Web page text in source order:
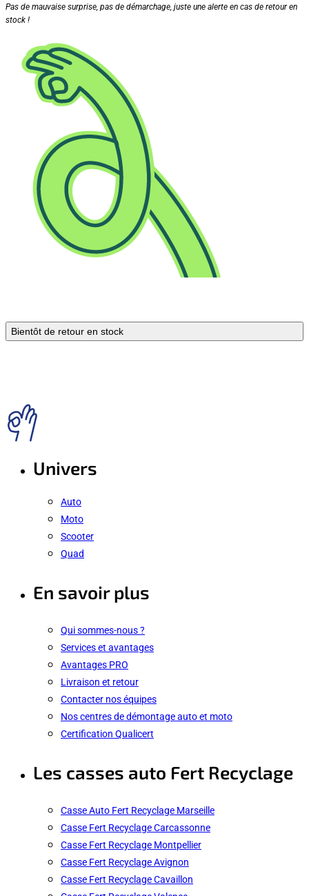
Pas de mauvaise surprise, pas de démarchage, juste une alerte en cas de retour en
stock !
Bientôt de retour en stock
Univers
Auto
Moto
Scooter
Quad
En savoir plus
Qui sommes-nous ?
Services et avantages
Avantages PRO
Livraison et retour
Contacter nos équipes
Nos centres de démontage auto et moto
Certification Qualicert
Les casses auto Fert Recyclage
Casse Auto Fert Recyclage Marseille
Casse Fert Recyclage Carcassonne
Casse Fert Recyclage Montpellier
Casse Fert Recyclage Avignon
Casse Fert Recyclage Cavaillon